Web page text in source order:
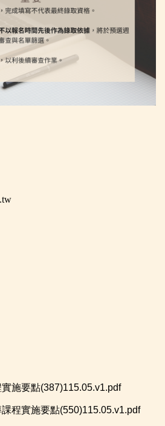
施要點(387)115.05.v1.pdf
程實施要點(550)115.05.v1.pdf